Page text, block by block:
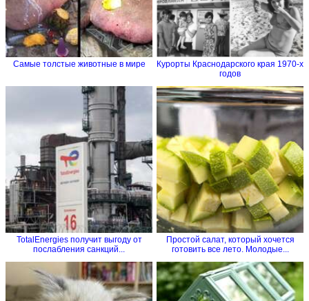
Самые толстые животные в мире
Курорты Краснодарского края 1970-х
годов
TotalEnergies получит выгоду от
послабления санкций...
Простой салат, который хочется
готовить все лето. Молодые...